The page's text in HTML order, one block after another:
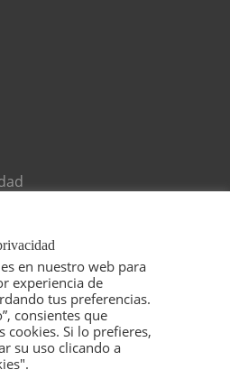
en nuestro web para
experiencia de
tus preferencias.
consientes que
cookies. Si lo prefieres,
su uso clicando a